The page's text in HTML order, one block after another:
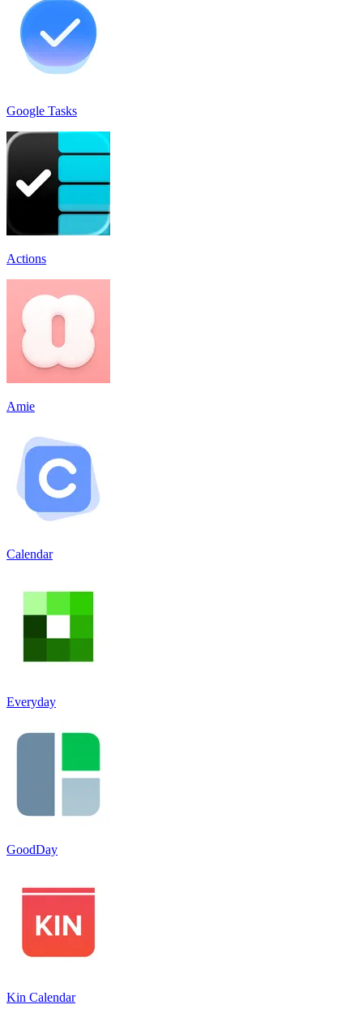
Google Tasks
Actions
Amie
Calendar
Everyday
GoodDay
Kin Calendar